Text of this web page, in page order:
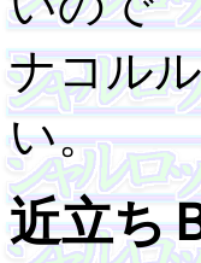
ナコル
い。
近立ち